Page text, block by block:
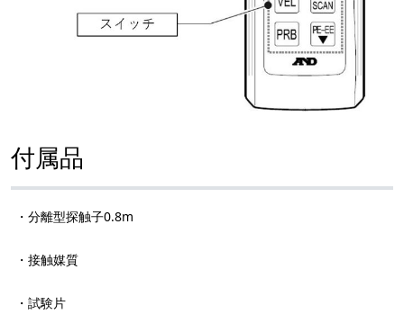
付属品
・分離型探触子0.8m
・接触媒質
・試験片